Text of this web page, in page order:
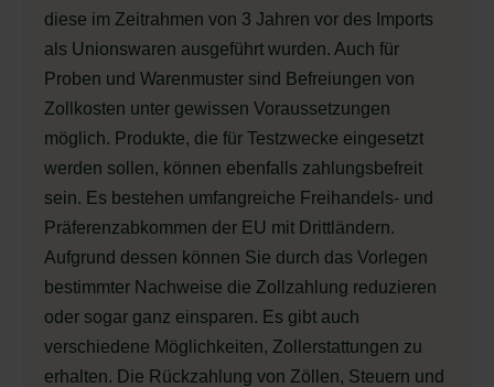
diese im Zeitrahmen von 3 Jahren vor des Imports
als Unionswaren ausgeführt wurden. Auch für
Proben und Warenmuster sind Befreiungen von
Zollkosten unter gewissen Voraussetzungen
möglich. Produkte, die für Testzwecke eingesetzt
werden sollen, können ebenfalls zahlungsbefreit
sein. Es bestehen umfangreiche Freihandels- und
Präferenzabkommen der EU mit Drittländern.
Aufgrund dessen können Sie durch das Vorlegen
bestimmter Nachweise die Zollzahlung reduzieren
oder sogar ganz einsparen. Es gibt auch
verschiedene Möglichkeiten, Zollerstattungen zu
erhalten. Die Rückzahlung von Zöllen, Steuern und